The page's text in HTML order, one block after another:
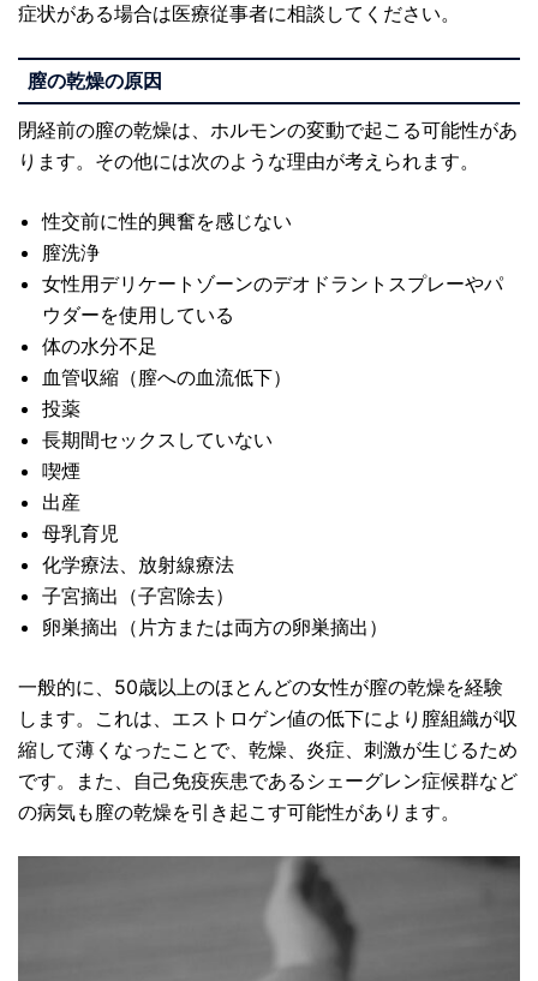
症状がある場合は医療従事者に相談してください。
膣の乾燥の原因
閉経前の膣の乾燥は、ホルモンの変動で起こる可能性があ
ります。その他には次のような理由が考えられます。
性交前に性的興奮を感じない
膣洗浄
女性用デリケートゾーンのデオドラントスプレーやパ
ウダーを使用している
体の水分不足
血管収縮（膣への血流低下）
投薬
長期間セックスしていない
喫煙
出産
母乳育児
化学療法、放射線療法
子宮摘出（子宮除去）
卵巣摘出（片方または両方の卵巣摘出）
一般的に、50歳以上のほとんどの女性が膣の乾燥を経験
します。これは、エストロゲン値の低下により膣組織が収
縮して薄くなったことで、乾燥、炎症、刺激が生じるため
です。また、自己免疫疾患であるシェーグレン症候群など
の病気も膣の乾燥を引き起こす可能性があります。